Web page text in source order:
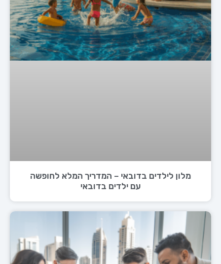
מלון לילדים בדובאי – המדריך המלא לחופשה
עם ילדים בדובאי